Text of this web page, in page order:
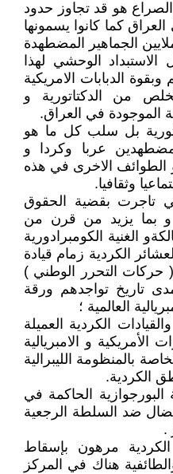
هو قد تجاوز حدود
كما كانوا يسمونها
الجماهير المضطهدة
الوحشي لهذا
الدبابات الامريكية
من الدكتاتورية و
الموجودة في العراق.
بل سلب كل ما هو
عربا وكردا و
الطوائف الاخرى في هذه
وثقافيا.
تاجرت بقضية الحقوق
و بما يزيد من قرن من
الغنية الكومبرادورية
الكردية زمام قيادة
حركات التحرر الوطني )
تاريخ تواجدهم ورقة
العالمية ؛
الكردية العميلة
الأمريكية و الامبريالية
بالمنظومة الليبرالية
الكردية.
الحاكمة في
ضد السلطة الرجعية
.
الكردية مرهون بإسقاط
هناك في المركز